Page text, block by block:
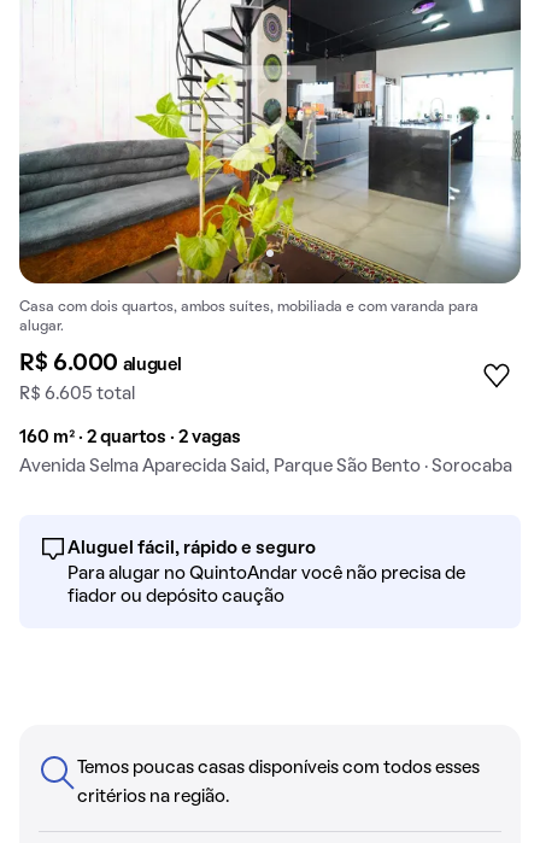
Casa com dois quartos, ambos suítes, mobiliada e com varanda para
alugar.
R$ 6.000 aluguel
R$ 6.605 total
160 m² · 2 quartos · 2 vagas
Avenida Selma Aparecida Said, Parque São Bento · Sorocaba
Aluguel fácil, rápido e seguro
Para alugar no QuintoAndar você não precisa de
fiador ou depósito caução
Temos poucas casas disponíveis com todos esses
critérios na região.